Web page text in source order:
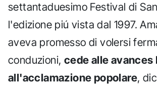
settantaduesimo Festival di
l'edizione piú vista dal 1997.
aveva promesso di volersi
conduzioni, cede alle avances
all'acclamazione popolare,